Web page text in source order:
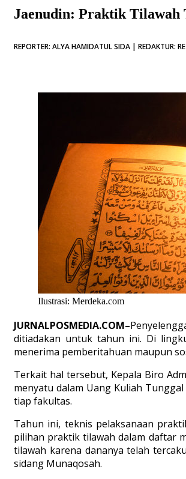
Jaenudin: Praktik Tilawah
REPORTER: ALYA HAMIDATUL SIDA | REDAKTUR:
Ilustrasi: Merdeka.com
JURNALPOSMEDIA.COM–
ditiadakan untuk tahun ini. Di
menerima pemberitahuan maupun
Terkait hal tersebut, Kepala Biro
menyatu dalam Uang Kuliah
tiap fakultas.
Tahun ini, teknis pelaksanaan
pilihan praktik tilawah dalam daftar
tilawah karena dananya telah
sidang Munaqosah.